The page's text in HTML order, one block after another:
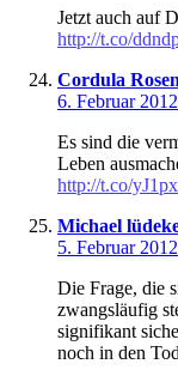
Jetzt auch auf
http://t.co/
Cordula
6. Februar
Es sind die
Leben
http://t.co/
Michael
5. Februar
Die Frage, die
zwangsläufig
signifikant
noch in den